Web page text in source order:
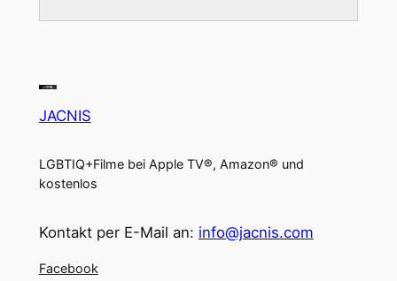
JACNIS
LGBTIQ+Filme bei Apple TV®, Amazon® und
kostenlos
Kontakt per E-Mail an: info@jacnis.com
Facebook